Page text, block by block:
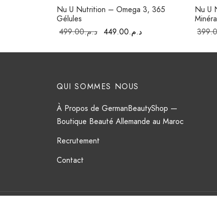
Nu U Nutrition – Omega 3, 365
Gélules
د.م.499.00
Le prix
د.م.499.00.
د.م.449.00
د.م.449.00.
Nu U
QUI SOMMES NOUS
À Propos de GermanBeautyShop —
Boutique Beauté Allemande au Maroc
Recrutement
Contact